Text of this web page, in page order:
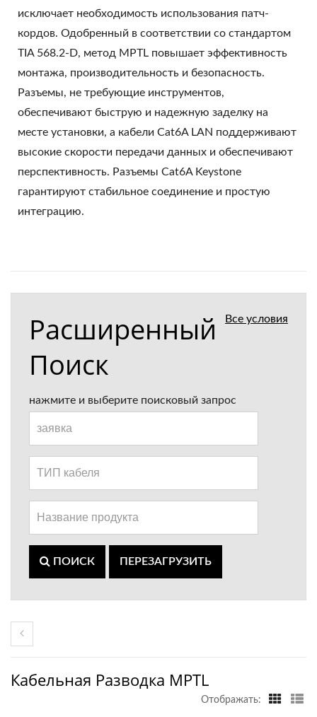
исключает необходимость использования патч-
кордов. Одобренный в соответствии со стандартом
TIA 568.2-D, метод MPTL повышает эффективность
монтажа, производительность и безопасность.
Разъемы, не требующие инструментов,
обеспечивают быструю и надежную заделку на
месте установки, а кабели Cat6A LAN поддерживают
высокие скорости передачи данных и обеспечивают
перспективность. Разъемы Cat6A Keystone
гарантируют стабильное соединение и простую
интеграцию.
Все условия
Расширенный
Поиск
нажмите и выберите поисковый запрос
ПОИСК ПЕРЕЗАГРУЗИТЬ
Кабельная Разводка MPTL
Отображать: